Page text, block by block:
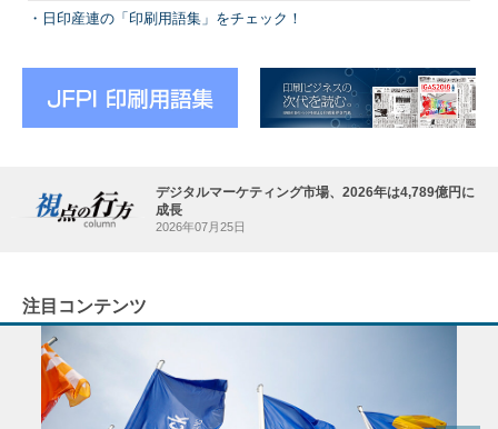
日印産連の「印刷用語集」をチェック！
デジタルマーケティング市場、2026年は4,789億円に
成長
2026年07月25日
注目コンテンツ